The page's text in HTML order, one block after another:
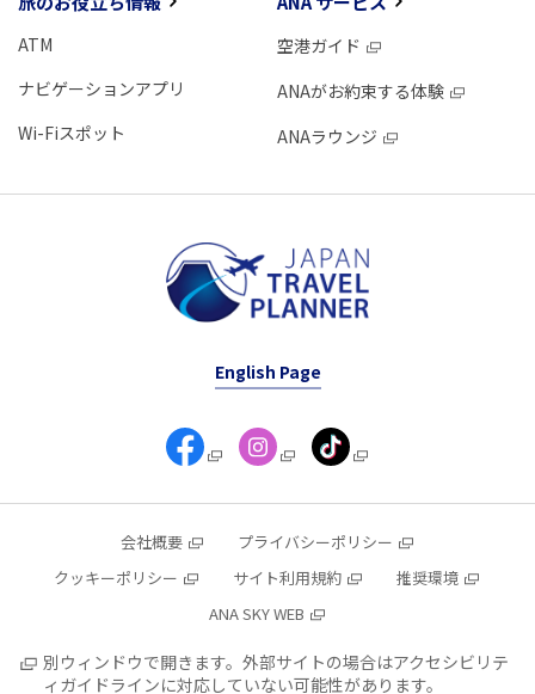
ATM
ナビゲーションアプリ
Wi-Fiスポット
空港ガイド
ANAがお約束する体験
ANAラウンジ
English Page
会社概要
プライバシーポリシー
クッキーポリシー
サイト利用規約
推奨環境
ANA SKY WEB
別ウィンドウで開きます。外部サイトの場合はアクセシビリテ
ィガイドラインに対応していない可能性があります。